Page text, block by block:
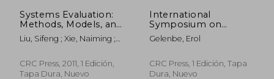
40%
dcto.
$ 295.86
$ 177.52
40%
dcto.
Systems Evaluation:
Methods, Models, and
Applications (en
Inglés)
Liu, Sifeng ; Xie, Naiming ;
CRC Press, 2011, 1 Edición,
Tapa Dura, Nuevo
International
Symposium on
Computer and
Information Sciences
Gelenbe, Erol
CRC Press, 1 Edición, Tapa
Dura, Nuevo